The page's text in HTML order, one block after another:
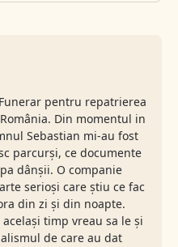
pentru repatrierea
Din momentul in
Sebastian mi-au fost
parcurși, ce documente
dânșii. O companie
serioși care știu ce fac
din zi și din noapte.
timp vreau sa le și
de care au dat